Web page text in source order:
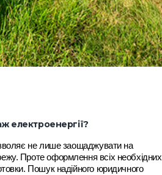
електроенергії?
не лише заощаджувати на
Проте оформлення всіх необхідних
Пошук надійного юридичного